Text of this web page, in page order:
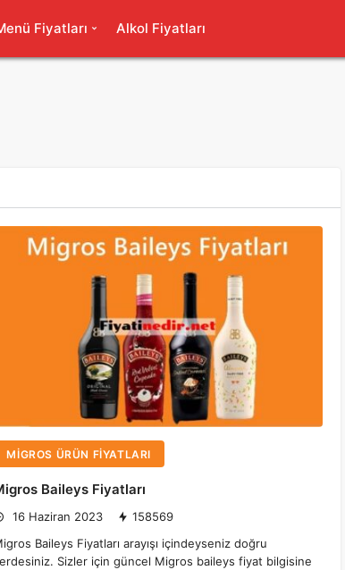
Fiyatları Alkol Fiyatları
MIGROS ÜRÜN FIYATLARI
Baileys Fiyatları
16 Haziran 2023
158569
Baileys Fiyatları arayışı içindeyseniz doğru
Sizler için güncel Migros baileys fiyat bilgisine